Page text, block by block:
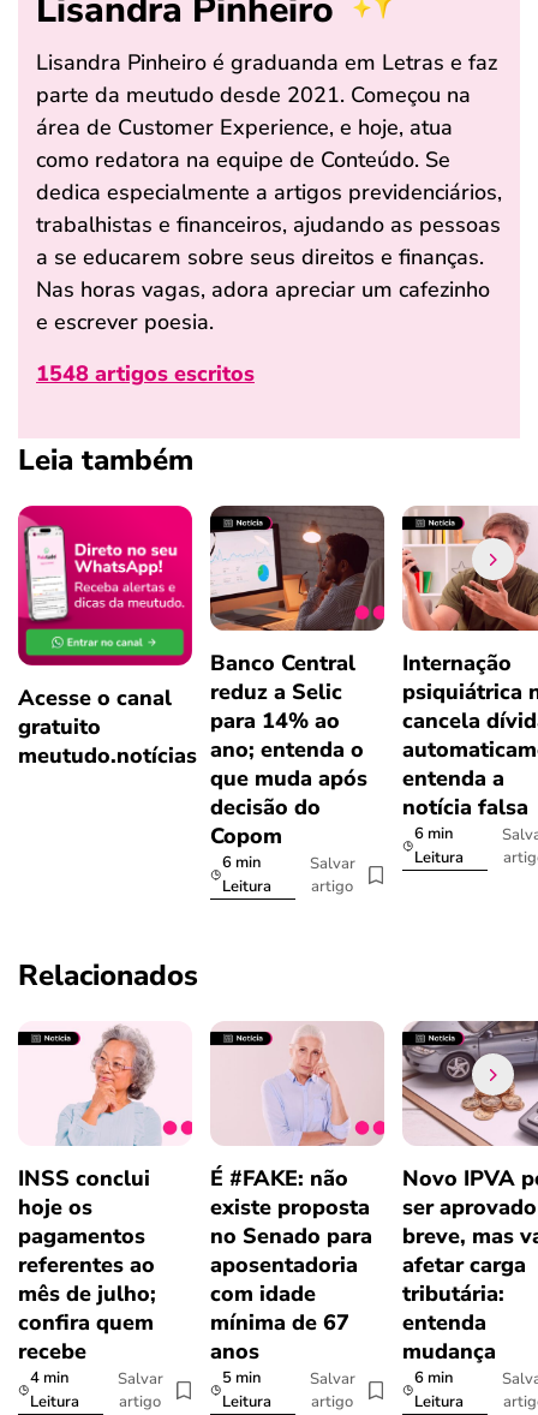
Lisandra Pinheiro
Lisandra Pinheiro é graduanda em Letras e faz
parte da meutudo desde 2021. Começou na
área de Customer Experience, e hoje, atua
como redatora na equipe de Conteúdo. Se
dedica especialmente a artigos previdenciários,
trabalhistas e financeiros, ajudando as pessoas
a se educarem sobre seus direitos e finanças.
Nas horas vagas, adora apreciar um cafezinho
e escrever poesia.
1548 artigos escritos
Leia também
Acesse o canal
gratuito
meutudo.notícias
Banco Central
reduz a Selic
para 14% ao
ano; entenda o
que muda após
decisão do
Copom
6 min
Leitura
Salvar
artigo
Internação
psiquiátrica
cancela
entenda a
notícia falsa
6 min
Leitura
Relacionados
INSS conclui
hoje os
pagamentos
referentes ao
mês de julho;
confira quem
recebe
4 min
Leitura
Salvar
artigo
É #FAKE: não
existe proposta
no Senado para
aposentadoria
com idade
mínima de 67
anos
5 min
Leitura
Salvar
artigo
Novo IPVA
ser
breve, mas
afetar carga
tributária:
entenda
mudança
6 min
Leitura